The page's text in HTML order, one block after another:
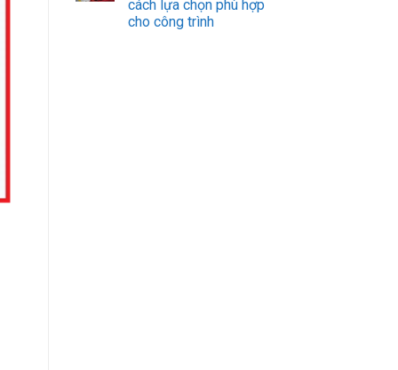
cách lựa chọn phù hợp
cho công trình